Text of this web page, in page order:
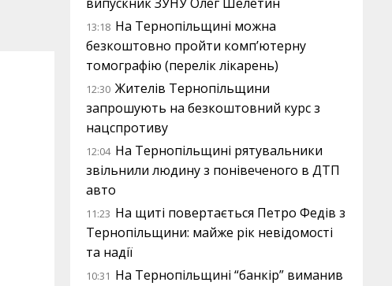
13:18 На Тернопільщині можна
безкоштовно пройти комп’ютерну
томографію (перелік лікарень)
12:30 Жителів Тернопільщини
запрошують на безкоштовний курс з
нацспротиву
12:04 На Тернопільщині рятувальники
звільнили людину з понівеченого в ДТП
авто
11:23 На щиті повертається Петро Федів з
Тернопільщини: майже рік невідомості
та надії
10:31 На Тернопільщині “банкір” виманив